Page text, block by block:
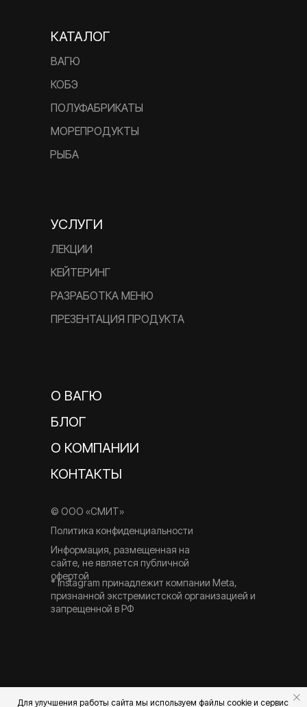
© ООО «СМИТ»
Информация, размещенная на
сайте, не является публичной
офертой
Политика конфиденциальности
* Instagram принадлежит компании Meta,
признанной экстремистской организацией и
запрещенной в РФ
КАТАЛОГ
ВАГЮ
КОБЭ
ПОЛУФАБРИКАТЫ
МОРЕПРОДУКТЫ
РЫБА
УСЛУГИ
КЕЙТЕРИНГ
РАЗРАБОТКА МЕНЮ
ПРЕЗЕНТАЦИЯ ПРОДУКТА
ЛЕКЦИИ
О КОМПАНИИ
КОНТАКТЫ
О ВАГЮ
БЛОГ
Для улучшения работы сайта мы используем файлы cookie и сервис